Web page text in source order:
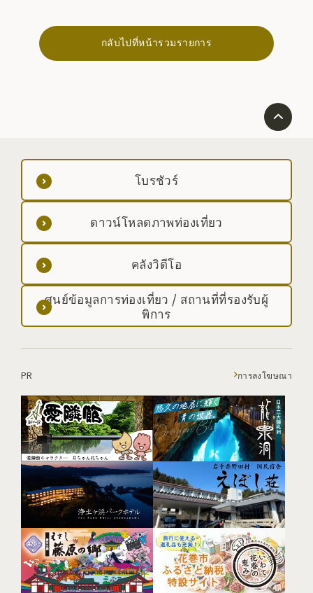
กลับไปที่หน้ารวมรายการ
โบรชัวร์
ดาวน์โหลดภาพท่องเที่ยว
คลังวิดีโอ
ศูนย์ข้อมูลการท่องเที่ยว / สถานที่ที่รองรับผู้
พิการ
PR การลงโฆษณา